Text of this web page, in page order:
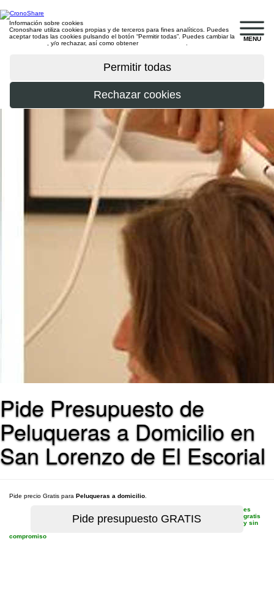
MENU
Información sobre cookies
Cronoshare utiliza cookies propias y de terceros para fines analíticos. Puedes
aceptar todas las cookies pulsando el botón “Permitir todas”. Puedes cambiar la
, y/o rechazar, así como obtener
Pide Presupuesto de
Peluqueras a Domicilio en
San Lorenzo de El Escorial
Pide precio Gratis para Peluqueras a domicilio
es
gratis
y sin
compromiso